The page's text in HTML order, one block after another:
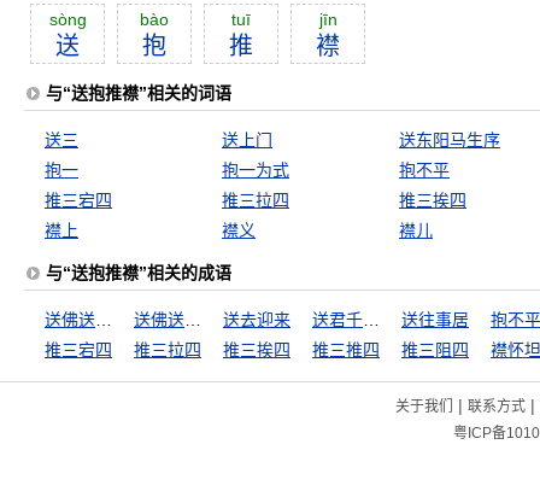
sòng
送
bào
抱
tuī
推
jīn
襟
与“送抱推襟”相关的词语
送三 送上门
送东阳马生序
抱一
抱一为式
抱不平
推三宕四
推三拉四
推三挨四
襟上
襟义 襟儿
与“送抱推襟”相关的成语
送去迎来 送往事居
抱不平
推三宕四
推三拉四 推三挨四 推三推四 推三阻四 襟怀
关于我们 | 联系方式|
粤ICP备